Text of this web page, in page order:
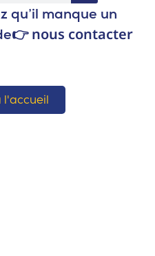
qu’il manque un
nous contacter
l'accueil